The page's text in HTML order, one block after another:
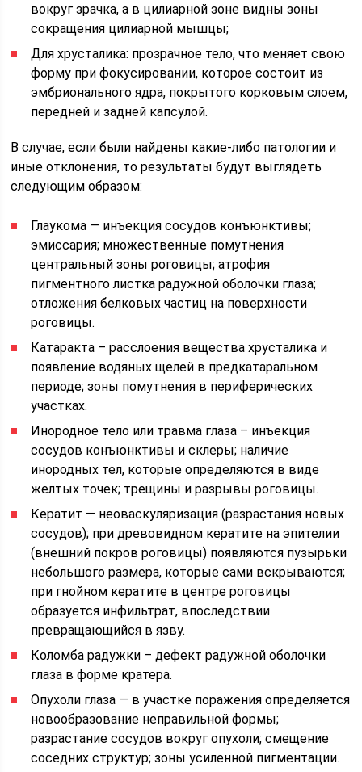
вокруг зрачка, а в цилиарной зоне видны зоны
сокращения цилиарной мышцы;
Для хрусталика: прозрачное тело, что меняет свою
форму при фокусировании, которое состоит из
эмбрионального ядра, покрытого корковым слоем,
передней и задней капсулой.
В случае, если были найдены какие-либо патологии и
иные отклонения, то результаты будут выглядеть
следующим образом:
Глаукома — инъекция сосудов конъюнктивы;
эмиссария; множественные помутнения
центральный зоны роговицы; атрофия
пигментного листка радужной оболочки глаза;
отложения белковых частиц на поверхности
роговицы.
Катаракта – расслоения вещества хрусталика и
появление водяных щелей в предкатаральном
периоде; зоны помутнения в периферических
участках.
Инородное тело или травма глаза – инъекция
сосудов конъюнктивы и склеры; наличие
инородных тел, которые определяются в виде
желтых точек; трещины и разрывы роговицы.
Кератит — неоваскуляризация (разрастания новых
сосудов); при древовидном кератите на эпителии
(внешний покров роговицы) появляются пузырьки
небольшого размера, которые сами вскрываются;
при гнойном кератите в центре роговицы
образуется инфильтрат, впоследствии
превращающийся в язву.
Коломба радужки – дефект радужной оболочки
глаза в форме кратера.
Опухоли глаза — в участке поражения определяется
новообразование неправильной формы;
разрастание сосудов вокруг опухоли; смещение
соседних структур; зоны усиленной пигментации.